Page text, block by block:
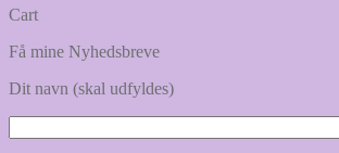
Cart
Få mine Nyhedsbreve
Dit navn (skal udfyldes)